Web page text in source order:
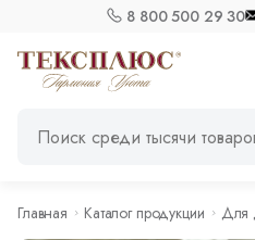
8 800 500 29 30
Главная Каталог продукции Для